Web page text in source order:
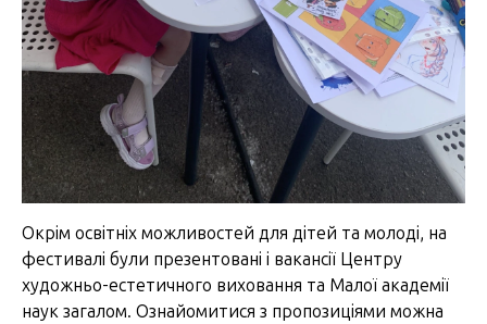
Окрім освітніх можливостей для дітей та молоді, на
фестивалі були презентовані і вакансії Центру
художньо-естетичного виховання та Малої академії
наук загалом. Ознайомитися з пропозиціями можна